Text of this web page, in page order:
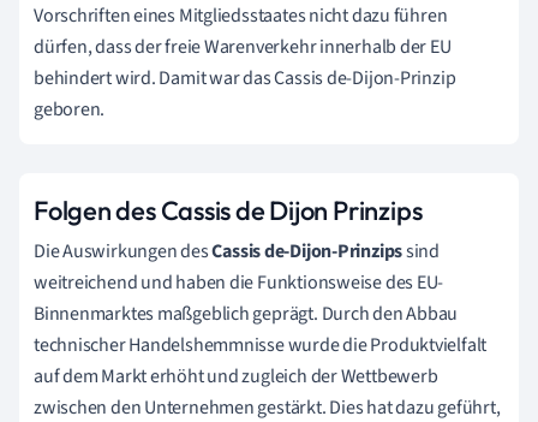
Vorschriften eines Mitgliedsstaates nicht dazu führen
dürfen, dass der freie Warenverkehr innerhalb der EU
behindert wird. Damit war das Cassis de-Dijon-Prinzip
geboren.
Folgen des Cassis de Dijon Prinzips
Die Auswirkungen desCassis de-Dijon-Prinzipssind
weitreichend und haben die Funktionsweise des EU-
Binnenmarktes maßgeblich geprägt. Durch den Abbau
technischer Handelshemmnisse wurde die Produktvielfalt
auf dem Markt erhöht und zugleich der Wettbewerb
zwischen den Unternehmen gestärkt. Dies hat dazu geführt,